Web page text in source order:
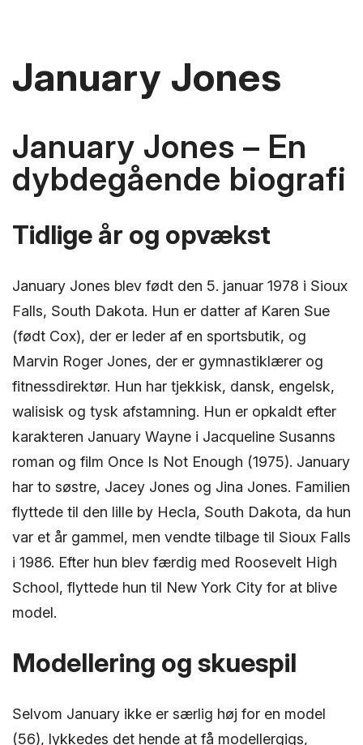
January Jones
January Jones – En
dybdegående biografi
Tidlige år og opvækst
January Jones blev født den 5. januar 1978 i Sioux
Falls, South Dakota. Hun er datter af Karen Sue
(født Cox), der er leder af en sportsbutik, og
Marvin Roger Jones, der er gymnastiklærer og
fitnessdirektør. Hun har tjekkisk, dansk, engelsk,
walisisk og tysk afstamning. Hun er opkaldt efter
karakteren January Wayne i Jacqueline Susanns
roman og film Once Is Not Enough (1975). January
har to søstre, Jacey Jones og Jina Jones. Familien
flyttede til den lille by Hecla, South Dakota, da hun
var et år gammel, men vendte tilbage til Sioux Falls
i 1986. Efter hun blev færdig med Roosevelt High
School, flyttede hun til New York City for at blive
model.
Modellering og skuespil
Selvom January ikke er særlig høj for en model
(56), lykkedes det hende at få modellergigs,